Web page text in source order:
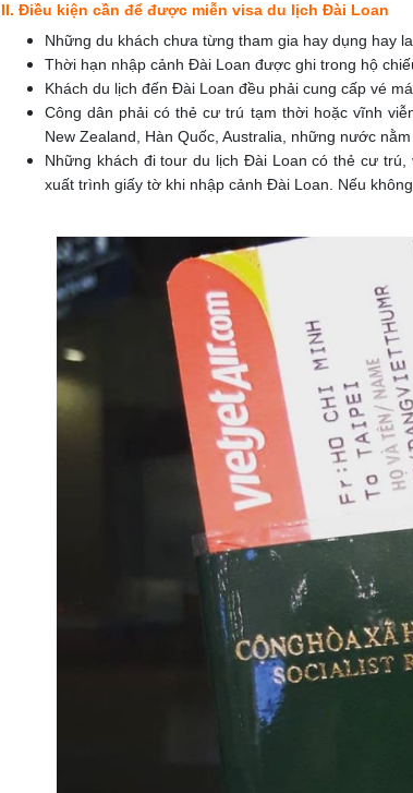
II. Điều kiện cần để được miễn visa du lịch Đài Loan
Những du khách chưa từng tham gia hay dụng hay
Thời hạn nhập cảnh Đài Loan được ghi trong hộ
Khách du lịch đến Đài Loan đều phải cung cấp vé
Công dân phải có thẻ cư trú tạm thời hoặc vĩnh
New Zealand, Hàn Quốc, Australia, những nước
Những khách đi tour du lịch Đài Loan có thẻ cư
xuất trình giấy tờ khi nhập cảnh Đài Loan. Nếu